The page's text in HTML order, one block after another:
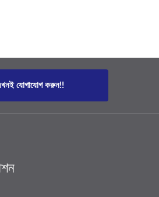
যোগাযোগ করুন!!